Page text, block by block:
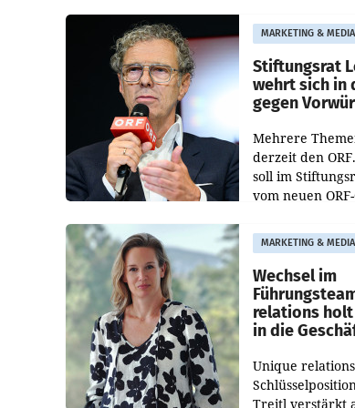
freigegeben: Die
und der
MARKETING & MEDIA
Stiftungsrat
wehrt sich in
gegen
Mehrere
derzeit den
soll im
vom neuen
Besetzungen für
Direktionen
werden.
MARKETING & MEDIA
Wechsel im
relations
in die
Unique
Treitl verstärkt